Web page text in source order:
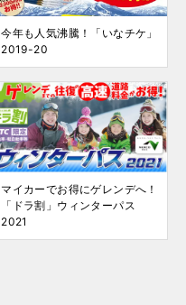
今年も人気沸騰！「いなチケ」
2019-20
マイカーでお得にゲレンデへ！
「ドラ割」ウィンターパス
2021